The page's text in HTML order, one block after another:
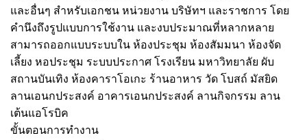
และอื่นๆ สำหรับเอกชน หน่วยงาน บริษัทฯ และราชการ โดย
คำนึงถึงรูปแบบการใช้งาน และงบประมาณที่หลากหลาย
สามารถออกแบบระบบใน ห้องประชุม ห้องสัมมนา ห้องจัด
เลี้ยง หอประชุม ระบบประกาศ โรงเรียน มหาวิทยาลัย ผับ
สถานบันเทิง ห้องคาราโอเกะ ร้านอาหาร วัด โบสถ์ มัสยิด
ลานเอนกประสงค์ อาคารเอนกประสงค์ ลานกิจกรรม ลาน
เต้นแอโรบิค
ขั้นตอนการทำงาน